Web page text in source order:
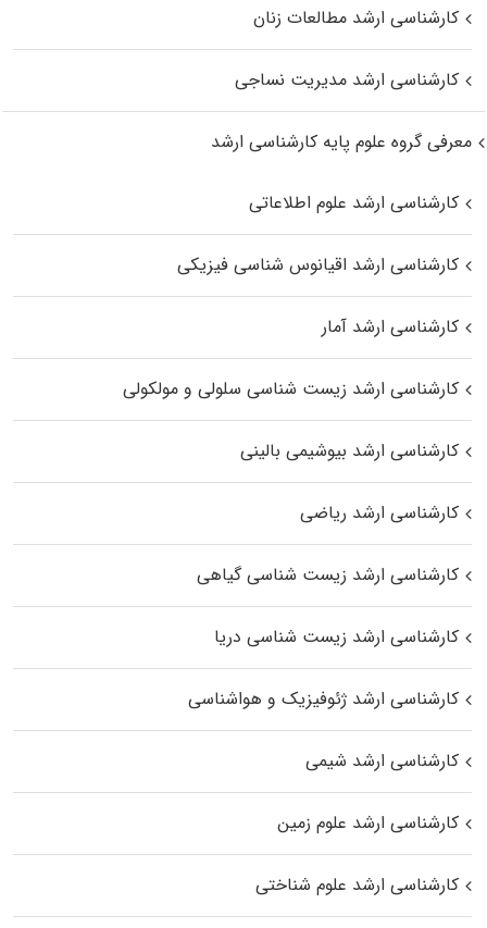
کارشناسی ارشد مطالعات زنان
کارشناسی ارشد مدیریت نساجی
معرفی گروه علوم پایه کارشناسی ارشد
کارشناسی ارشد علوم اطلاعاتی
کارشناسی ارشد اقیانوس‌ شناسی فیزیکی
کارشناسی ارشد آمار
کارشناسی ارشد زیست شناسی سلولی و مولکولی
کارشناسی ارشد بیوشیمی بالینی
کارشناسی ارشد ریاضی
کارشناسی ارشد زیست‌ شناسی گیاهی
کارشناسی ارشد زیست‌ شناسی دریا
کارشناسی ارشد ژئوفیزیک و هواشناسی
کارشناسی ارشد شیمی
کارشناسی ارشد علوم زمین
کارشناسی ارشد علوم شناختی